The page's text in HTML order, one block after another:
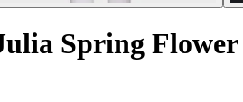
Spring Flower